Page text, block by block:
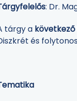
: Dr.
tárgy a
és